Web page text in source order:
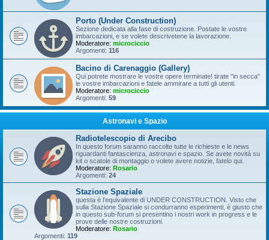
Porto (Under Construction)
Sezione dedicata alla fase di costruzione. Postate le vostre
imbarcazioni, e se volete descrivetene la lavorazione.
Moderatore: microciccio
Argomenti: 116
Bacino di Carenaggio (Gallery)
Qui potrete mostrare le vostre opere terminate! tirate "in secca"
le vostre imbarcazioni e fatele ammirare a tutti gli utenti.
Moderatore: microciccio
Argomenti: 59
Astronavi e Spazio
Radiotelescopio di Arecibo
In questo forum saranno raccolte tutte le richieste e le news
riguardanti fantascienza, astronavi e spazio. Se avete novità su
kit o scatole di montaggio o volete avere notizie, fatelo qui.
Moderatore: Rosario
Argomenti: 24
Stazione Spaziale
questa è l'equivalente di UNDER CONSTRUCTION. Visto che
sulla Stazione Spaziale si condurranno esperimenti, è giusto che
in questo sub-forum si presentino i nostri work in progress e le
prove delle nostre costruzioni.
Moderatore: Rosario
Argomenti: 119